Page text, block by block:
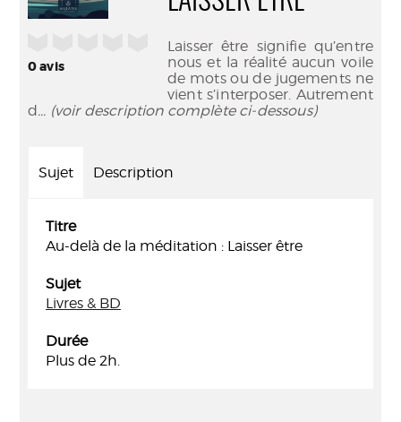
0avis
Laisser être signifie qu’entre
nous et la réalité aucun voile
de mots ou de jugements ne
vient s’interposer. Autrement
d... (voir description complète ci-dessous)
Sujet Description
Titre
Au-delà de la méditation : Laisser être
Sujet
Livres & BD
Durée
Plus de 2h.